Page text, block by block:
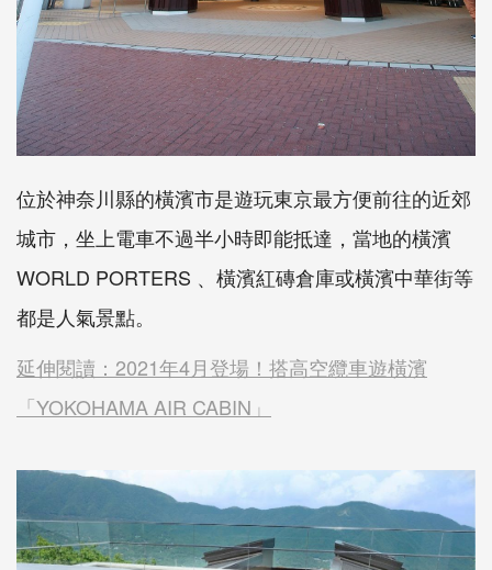
位於神奈川縣的橫濱市是遊玩東京最方便前往的近郊
城市，坐上電車不過半小時即能抵達，當地的橫濱
WORLD PORTERS 、橫濱紅磚倉庫或橫濱中華街等
都是人氣景點。
延伸閱讀：2021年4月登場！搭高空纜車遊橫濱
「YOKOHAMA AIR CABIN」